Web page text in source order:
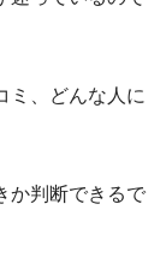
ミ、どんな人に
か判断できるで